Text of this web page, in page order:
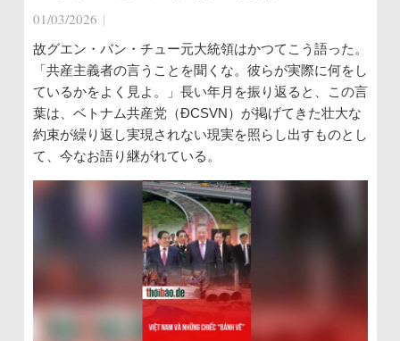
01/03/2026 |
故グエン・バン・チュー元大統領はかつてこう語った。
「共産主義者の言うことを聞くな。彼らが実際に何をし
ているかをよく見よ。」長い年月を振り返ると、この言
葉は、ベトナム共産党（ĐCSVN）が掲げてきた壮大な
約束が繰り返し実現されない現実を照らし出すものとし
て、今なお語り継がれている。